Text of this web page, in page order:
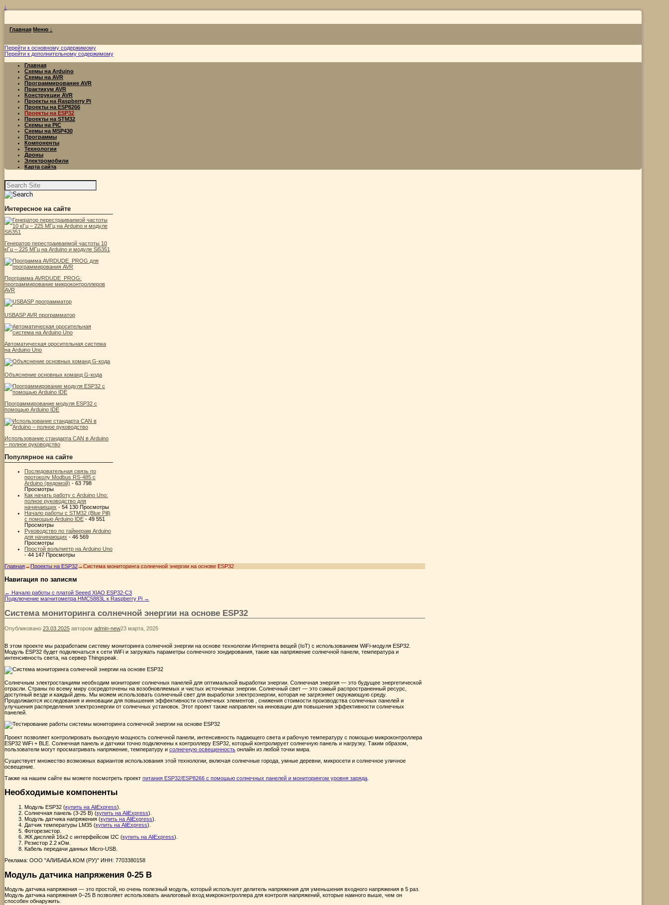
↓
Главная Меню ↓
Перейти к основному содержимому
Перейти к дополнительному содержимому
Главная
Схемы на Arduino
Схемы на AVR
Программирование AVR
Практикум AVR
Конструкции AVR
Проекты на Raspberry Pi
Проекты на ESP8266
Проекты на ESP32
Проекты на STM32
Схемы на PIC
Схемы на MSP430
Программы
Компоненты
Технологии
Дроны
Электромобили
Карта сайта
Найти:
Интересное на сайте
Генератор перестраиваемой частоты 10
кГц – 225 МГц на Arduino и модуле Si5351
Программа AVRDUDE_PROG:
программирование микроконтроллеров
AVR
USBASP AVR программатор
Автоматическая оросительная система
на Arduino Uno
Объяснение основных команд G-кода
Программирование модуля ESP32 с
помощью Arduino IDE
Использование стандарта CAN в Arduino
– полное руководство
Популярное на сайте
Последовательная связь по
протоколу Modbus RS-485 с
Arduino (ведомой) - 63 798
Просмотры
Как начать работу с Arduino Uno:
полное руководство для
начинающих - 54 130 Просмотры
Начало работы с STM32 (Blue Pill)
с помощью Arduino IDE - 49 551
Просмотры
Руководство по таймерам Arduino
для начинающих - 46 569
Просмотры
Простой вольтметр на Arduino Uno
- 44 147 Просмотры
Главная→ Проекты на ESP32→Система мониторинга солнечной энергии на основе ESP32
Навигация по записям
← Начало работы с платой Seeed XIAO ESP32-C3
Подключение магнитометра HMC5883L к Raspberry Pi →
Система мониторинга солнечной энергии на основе ESP32
Опубликовано 23.03.2025 автором admin-new23 марта, 2025
В этом проекте мы разработаем систему мониторинга солнечной энергии на основе технологии Интернета вещей (IoT) с использованием WiFi-модуля ESP32.
Модуль ESP32 будет подключаться к сети WiFi и загружать параметры солнечного зондирования, такие как напряжение солнечной панели, температура и
интенсивность света, на сервер Thingspeak.
Солнечным электростанциям необходим мониторинг солнечных панелей для оптимальной выработки энергии. Солнечная энергия — это будущее энергетической
отрасли. Страны по всему миру сосредоточены на возобновляемых и чистых источниках энергии. Солнечный свет — это самый распространенный ресурс,
доступный везде и каждый день. Мы можем использовать солнечный свет для выработки электроэнергии, которая не загрязняет окружающую среду.
Продолжаются исследования и инновации для повышения эффективности солнечных элементов , снижения стоимости производства солнечных панелей и
улучшения распределения электроэнергии от солнечных установок. Этот проект также направлен на инновации для повышения эффективности солнечных
панелей.
Проект позволяет контролировать выходную мощность солнечной панели, интенсивность падающего света и рабочую температуру с помощью микроконтроллера
ESP32 WiFi + BLE. Солнечная панель и датчики точно подключены к контроллеру ESP32, который контролирует солнечную панель и нагрузку. Таким образом,
пользователи могут просматривать напряжение, температуру и солнечную освещенность онлайн из любой точки мира.
Существует множество возможных вариантов использования этой технологии, включая солнечные города, умные деревни, микросети и солнечное уличное
освещение.
Также на нашем сайте вы можете посмотреть проект питания ESP32/ESP8266 с помощью солнечных панелей и мониторингом уровня заряда
Необходимые компоненты
Модуль ESP32 (купить на AliExpress).
Солнечная панель (3-25 В) (купить на AliExpress).
Модуль датчика напряжения (купить на AliExpress).
Датчик температуры LM35 (купить на AliExpress).
Фоторезистор.
ЖК дисплей 16x2 с интерфейсом I2C (купить на AliExpress).
Резистор 2.2 кОм.
Кабель передачи данных Micro-USB.
Реклама: ООО "АЛИБАБА.КОМ (РУ)" ИНН: 7703380158
Модуль датчика напряжения 0-25 В
Модуль датчика напряжения — это простой, но очень полезный модуль, который использует делитель напряжения для уменьшения входного напряжения в 5 раз.
Модуль датчика напряжения 0–25 В позволяет использовать аналоговый вход микроконтроллера для контроля напряжений, которые намного выше, чем он
способен обнаружить.